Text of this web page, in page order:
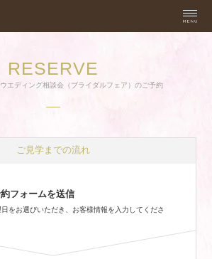
RESERVE
エディング相談会（ブライダルフェア）のご予約
ご見学までの流れ
フォームを送信
をお選びいただき、お客様情報を入力してくださ